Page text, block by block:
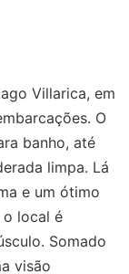
Villarica, em
O
banho, até
limpa. Lá
e um ótimo
o local é
Somado
visão